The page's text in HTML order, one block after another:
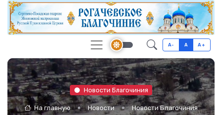
A- A A+
Новости Благочиния
На главную Новости Новости Благочиния